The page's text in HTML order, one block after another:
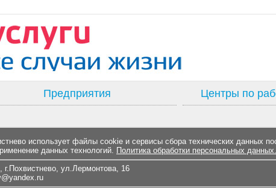
Предприятия Центры по
использует файлы cookie и сервисы сбора технических данных
данных технологий. Политика обработки персональных данных.
г.Похвистнево, ул.Лермонтова, 16